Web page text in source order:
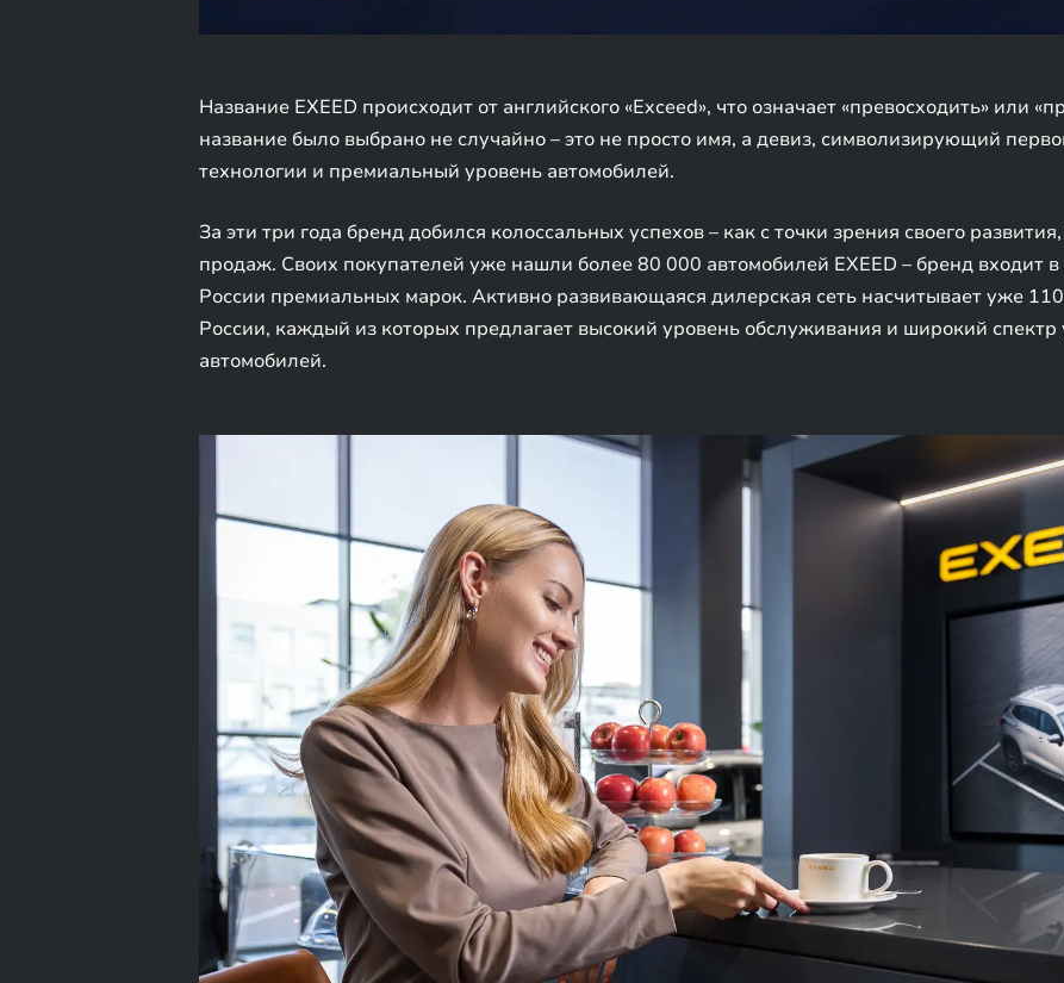
Название EXEED происходит от английского «Exceed», что означает «превосходить» или
название было выбрано не случайно – это не просто имя, а девиз, символизирующий
технологии и премиальный уровень автомобилей.
За эти три года бренд добился колоссальных успехов – как с точки зрения своего
продаж. Своих покупателей уже нашли более 80 000 автомобилей EXEED – бренд входит
России премиальных марок. Активно развивающаяся дилерская сеть насчитывает уже
России, каждый из которых предлагает высокий уровень обслуживания и широкий
автомобилей.